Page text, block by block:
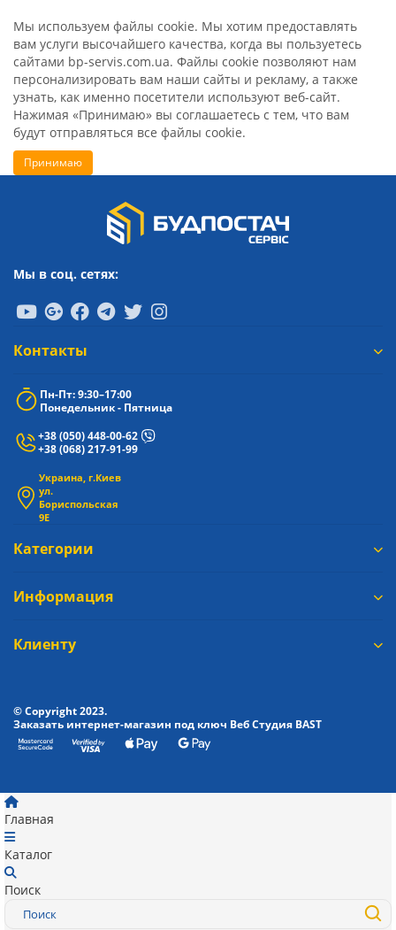
Мы используем файлы cookie. Мы хотим предоставлять
вам услуги высочайшего качества, когда вы пользуетесь
сайтами bp-servis.com.ua. Файлы cookie позволяют нам
персонализировать вам наши сайты и рекламу, а также
узнать, как именно посетители используют веб-сайт.
Нажимая «Принимаю» вы соглашаетесь с тем, что вам
будут отправляться все файлы cookie.
Принимаю
Мы в соц. сетях:
Контакты
Пн-Пт: 9:30–17:00
Понедельник - Пятница
+38 (050) 448-00-62
+38 (068) 217-91-99
Украина, г.Киев
ул.
Бориспольская
9Е
Категории
Информация
Клиенту
© Copyright 2023.
Заказать интернет-магазин под ключ Веб Студия BAST
Главная
Каталог
Поиск